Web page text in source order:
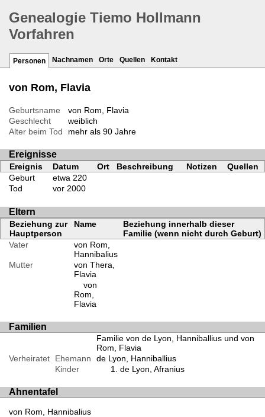
Genealogie Tiemo Hollmann
Vorfahren
Personen Nachnamen Orte Quellen Kontakt
von Rom, Flavia
Geburtsname
von Rom, Flavia
Geschlecht
weiblich
Alter beim Tod
mehr als 90 Jahre
Ereignisse
Ereignis Datum Ort Beschreibung Notizen
Quellen
Geburt
etwa 220
Tod
vor 2000
Eltern
Beziehung zur
Hauptperson
Name
Beziehung innerhalb dieser
Familie (wenn nicht durch Geburt)
Vater
von Rom,
Hannibalius
Mutter
von Thera,
Flavia
von
Rom,
Flavia
Familien
Familie von de Lyon, Hanniballius und von
Rom, Flavia
Verheiratet
Ehemann
de Lyon, Hanniballius
Kinder
de Lyon, Afranius
Ahnentafel
von Rom, Hannibalius